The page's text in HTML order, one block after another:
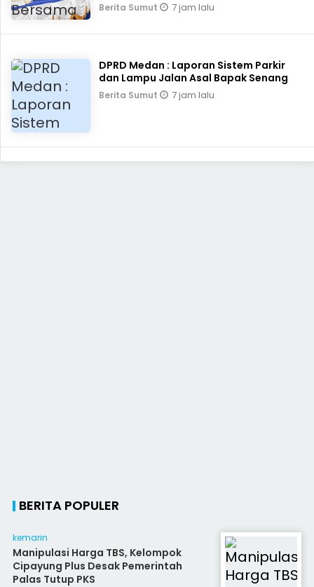
Berita Sumut 7 jam lalu
DPRD Medan : Laporan Sistem Parkir
dan Lampu Jalan Asal Bapak Senang
Berita Sumut 7 jam lalu
BERITA POPULER
kemarin
Manipulasi Harga TBS, Kelompok
Cipayung Plus Desak Pemerintah
Palas Tutup PKS